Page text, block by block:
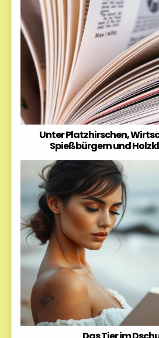
Unter Platzhirschen,
Spießbürgern und